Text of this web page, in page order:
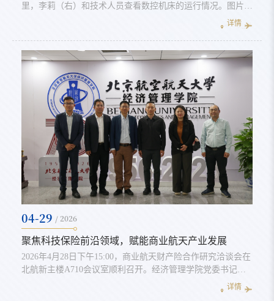
里，李莉（右）和技术人员查看数控机床的运行情况。图片来
源：新华网）劳动铸就荣光，实干彰显担当。4月28日，中华
全国总工会发布关于表彰2026年全国五一劳动奖的决定。今年
北京航空航天大学经济管理学院（以下简称“北航经管学院”）
2011级工程硕士、江西佳时特数控股份有限公司副总经理、党
支部书记、高级工程师...
详情
04-29 / 2026
聚焦科技保险前沿领域，赋能商业航天产业发展
2026年4月28日下午15:00，商业航天财产险合作研究洽谈会在
北航新主楼A710会议室顺利召开。经济管理学院党委书记郑
海涛对来访的中国人民财产险股份有限公司北京分公司科技保
险营业部和特殊风险营业部的领导们表示热烈欢迎。科技保险
详情